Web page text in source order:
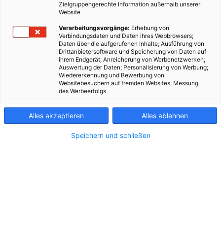
Zielgruppengerechte Information außerhalb unserer
Website
Verarbeitungsvorgänge: Erhebung von
Verbindungsdaten und Daten ihres Webbrowsers;
Daten über die aufgerufenen Inhalte; Ausführung von
Drittanbietersoftware und Speicherung von Daten auf
ihrem Endgerät; Anreicherung von Werbenetzwerken;
Auswertung der Daten; Personalisierung von Werbung;
Wiedererkennung und Bewerbung von
Websitebesuchern auf fremden Websites, Messung
des Werbeerfolgs
Alles akzeptieren Alles ablehnen
Speichern und schließen